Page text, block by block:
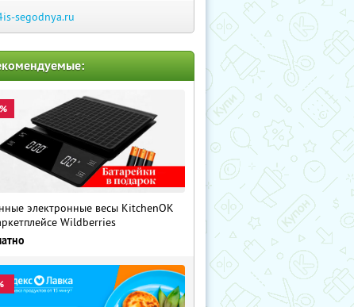
segodnya.ru
электронные весы KitchenOK
Wildberries